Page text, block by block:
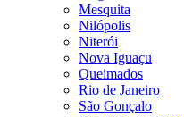
Mesquita
Nilópolis
Niterói
Nova Iguaçu
Queimados
Rio de Janeiro
São Gonçalo